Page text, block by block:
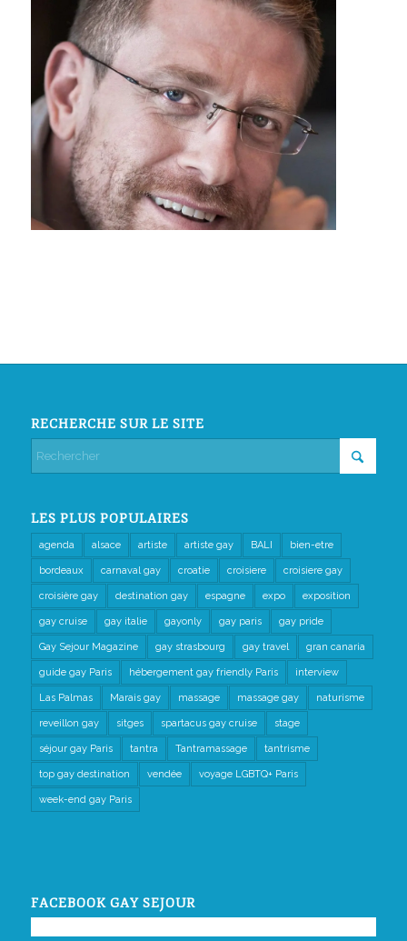
RECHERCHE SUR LE SITE
LES PLUS POPULAIRES
agenda alsace artiste artiste gay BALI bien-etre
bordeaux carnaval gay croatie croisiere croisiere gay
croisière gay destination gay espagne expo exposition
gay cruise gay italie gayonly gay paris gay pride
Gay Sejour Magazine gay strasbourg gay travel gran canaria
guide gay Paris hébergement gay friendly Paris interview
Las Palmas Marais gay massage massage gay naturisme
reveillon gay sitges spartacus gay cruise stage
séjour gay Paris tantra Tantramassage tantrisme
top gay destination vendée voyage LGBTQ+ Paris
week-end gay Paris
FACEBOOK GAY SEJOUR